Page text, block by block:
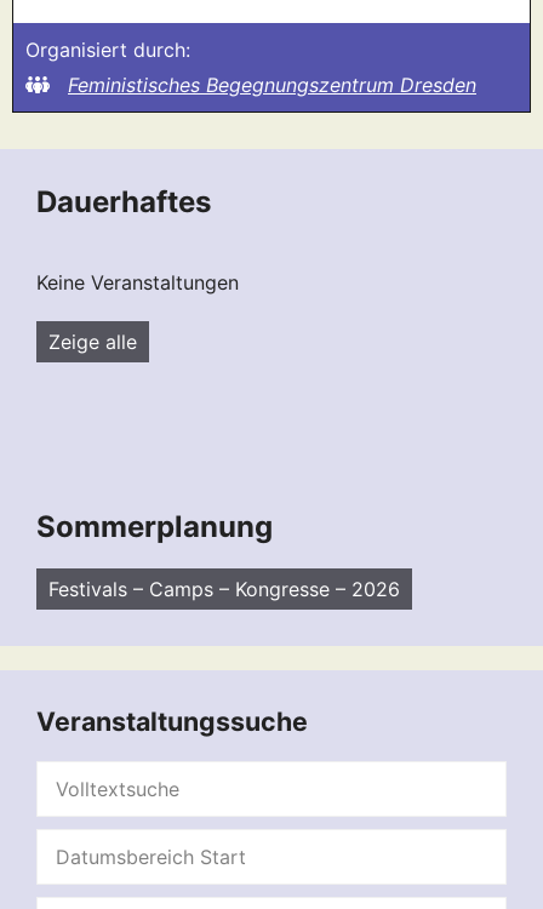
Organisiert durch:
Feministisches Begegnungszentrum Dresden
Dauerhaftes
Keine Veranstaltungen
Zeige alle
Sommerplanung
Festivals – Camps – Kongresse – 2026
Veranstaltungssuche